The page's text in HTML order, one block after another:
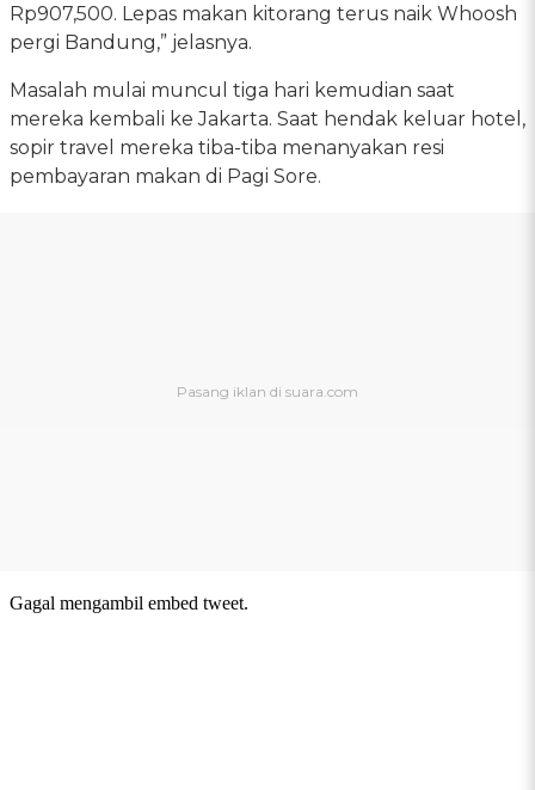
Rp907,500. Lepas makan kitorang terus naik Whoosh
pergi Bandung,” jelasnya.
Masalah mulai muncul tiga hari kemudian saat
mereka kembali ke Jakarta. Saat hendak keluar hotel,
sopir travel mereka tiba-tiba menanyakan resi
pembayaran makan di Pagi Sore.